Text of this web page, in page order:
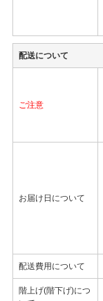
配送について
ご注意
お届け日について
配送費用について
階上げ(階下げ)につ